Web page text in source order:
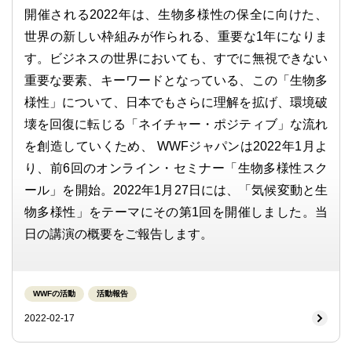
開催される2022年は、生物多様性の保全に向けた、
世界の新しい枠組みが作られる、重要な1年になりま
す。ビジネスの世界においても、すでに無視できない
重要な要素、キーワードとなっている、この「生物多
様性」について、日本でもさらに理解を拡げ、環境破
壊を回復に転じる「ネイチャー・ポジティブ」な流れ
を創造していくため、 WWFジャパンは2022年1月よ
り、前6回のオンライン・セミナー「生物多様性スク
ール」を開始。2022年1月27日には、「気候変動と生
物多様性」をテーマにその第1回を開催しました。当
日の講演の概要をご報告します。
WWFの活動 活動報告
2022-02-17